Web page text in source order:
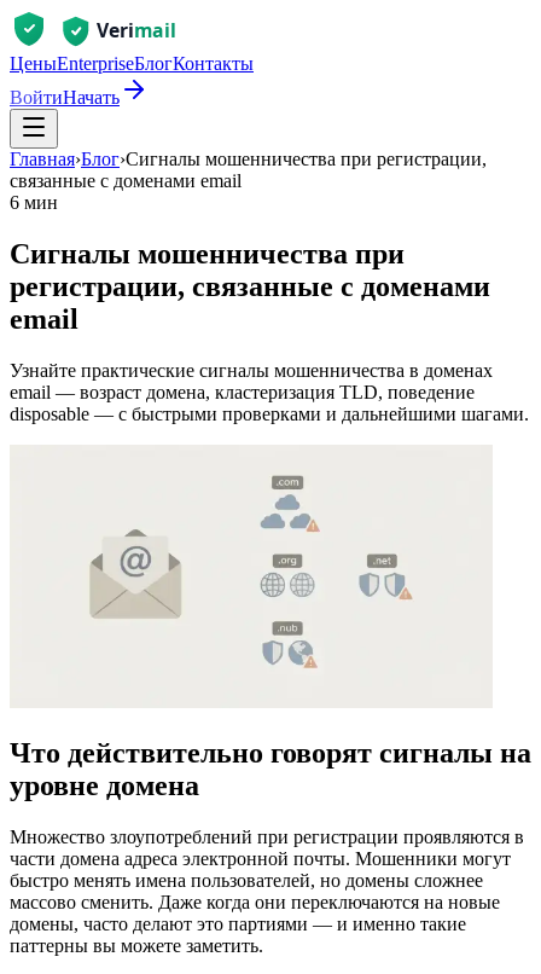
ЦеныEnterpriseБлогКонтакты
ВойтиНачать
Главная›Блог›Сигналы мошенничества при регистрации,
связанные с доменами email
6 мин
Сигналы мошенничества при
регистрации, связанные с доменами
email
Узнайте практические сигналы мошенничества в доменах
email — возраст домена, кластеризация TLD, поведение
disposable — с быстрыми проверками и дальнейшими шагами.
Что действительно говорят сигналы на
уровне домена
Множество злоупотреблений при регистрации проявляются в
части домена адреса электронной почты. Мошенники могут
быстро менять имена пользователей, но домены сложнее
массово сменить. Даже когда они переключаются на новые
домены, часто делают это партиями — и именно такие
паттерны вы можете заметить.